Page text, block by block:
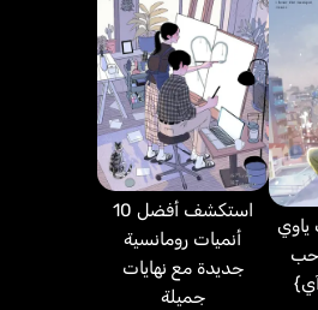
ياوي
استكشف أفضل 10
أنميات رومانسية
جديدة مع نهايات
جميلة